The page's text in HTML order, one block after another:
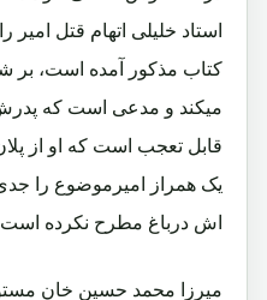
استاد خلیلی اتهام قتل
کتاب مذکور آمده است، بر
میکند و مدعی است که پدرش
قابل تعجب است که او از
یک همراز امیرموضوع را جدی
اش درباغ مطرح نکرده
میرزا محمد حسین خان